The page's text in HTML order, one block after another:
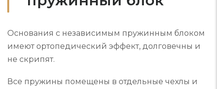
Основания с независимым пружинным блоком
имеют ортопедический эффект, долговечны и
не скрипят.
Все пружины помещены в отдельные чехлы и